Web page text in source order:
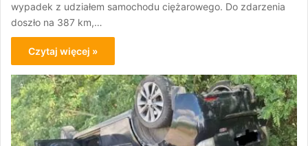
wypadek z udziałem samochodu ciężarowego. Do zdarzenia
doszło na 387 km,…
Czytaj więcej »